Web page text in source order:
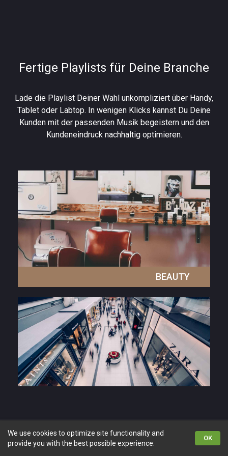
Fertige Playlists für Deine Branche
Lade die Playlist Deiner Wahl unkompliziert über Handy,
Tablet oder Labtop. In wenigen Klicks kannst Du Deine
Kunden mit der passenden Musik begeistern und den
Kundeneindruck nachhaltig optimieren.
BEAUTY
genres Playlisten Deine Musik Suche Account
We use cookies to optimize site functionality and
provide you with the best possible experience.
OK